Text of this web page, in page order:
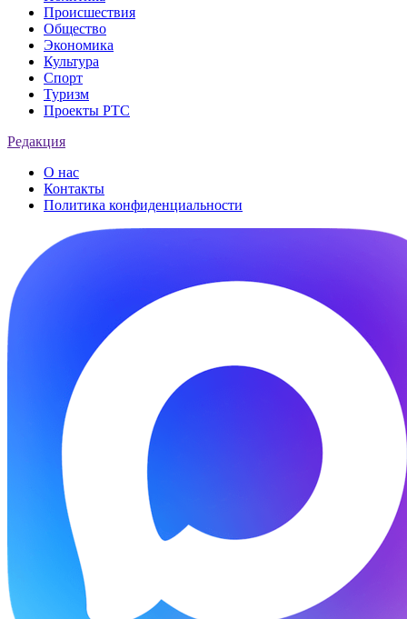
Происшествия
Общество
Экономика
Культура
Спорт
Туризм
Проекты РТС
Редакция
О нас
Контакты
Политика конфиденциальности